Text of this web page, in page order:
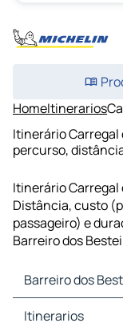
HomeItinerarios
Itinerário Carregal
percurso,
Itinerário Carregal
Distância, custo
passageiro) e
Barreiro dos
Barreiro dos
Barreiro dos
Itinerarios